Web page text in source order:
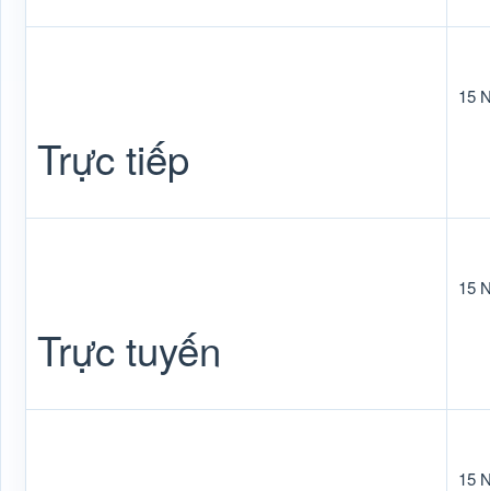
Trực tiếp
15
Trực tuyến
15
15